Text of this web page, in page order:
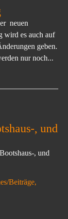
neuen
wird es auch auf
geben.
nur noch...
, und
, und
Beiträge,